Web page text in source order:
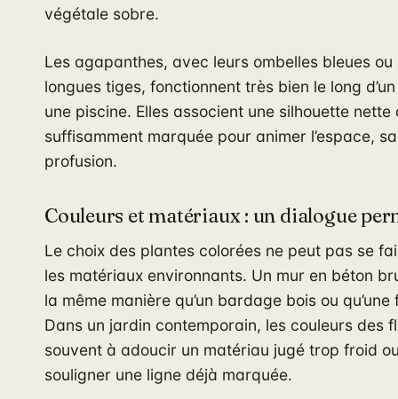
végétale sobre.
Les agapanthes, avec leurs ombelles bleues
longues tiges, fonctionnent très bien le long
une piscine. Elles associent une silhouette nette
suffisamment marquée pour animer l’espace,
profusion.
Couleurs et matériaux : un dialogue
Le choix des plantes colorées ne peut pas se
les matériaux environnants. Un mur en béton
la même manière qu’un bardage bois ou
Dans un jardin contemporain, les couleurs des
souvent à adoucir un matériau jugé trop froid
souligner une ligne déjà marquée.